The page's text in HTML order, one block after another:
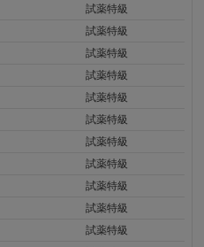
試薬特級
試薬特級
試薬特級
試薬特級
試薬特級
試薬特級
試薬特級
試薬特級
試薬特級
試薬特級
試薬特級